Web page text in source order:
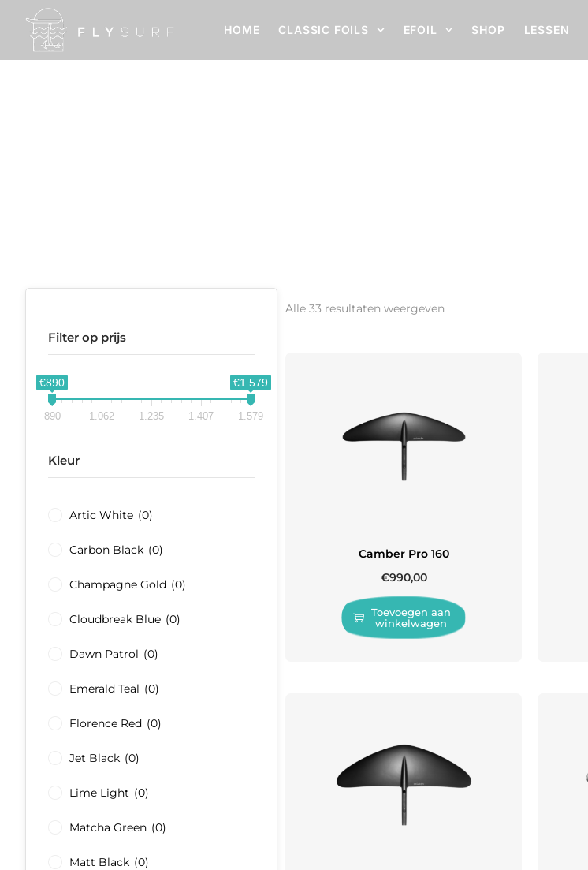
HOME CLASSIC FOILS EFOIL SHOP LESSEN
Filter op prijs
€890 €1.579
890 1.062 1.235 1.407 1.579
Kleur
Artic White (0)
Carbon Black (0)
Champagne Gold (0)
Cloudbreak Blue (0)
Dawn Patrol (0)
Emerald Teal (0)
Florence Red (0)
Jet Black (0)
Lime Light (0)
Matcha Green (0)
Matt Black (0)
Alle 33 resultaten weergeven
Camber Pro 160
€990,00
Toevoegen aan
winkelwagen